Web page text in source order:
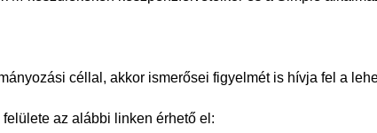
céllal, akkor ismerősei figyelmét is hívja fel a
az alábbi linken érhető el: